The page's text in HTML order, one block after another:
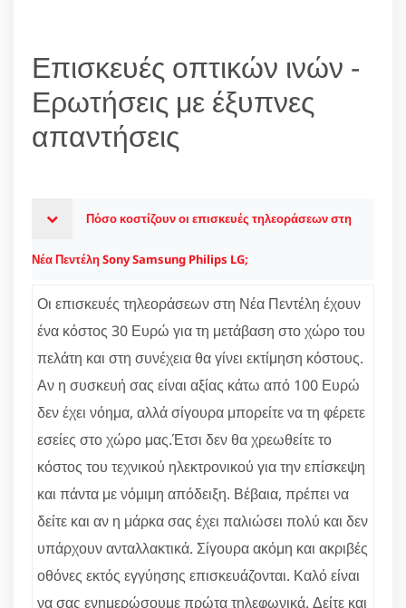
Επισκευές οπτικών ινών -
Ερωτήσεις με έξυπνες
απαντήσεις
Πόσο κοστίζουν οι επισκευές τηλεοράσεων στη
Νέα Πεντέλη Sony Samsung Philips LG;
Οι επισκευές τηλεοράσεων στη Νέα Πεντέλη έχουν
ένα κόστος 30 Ευρώ για τη μετάβαση στο χώρο του
πελάτη και στη συνέχεια θα γίνει εκτίμηση κόστους.
Αν η συσκευή σας είναι αξίας κάτω από 100 Ευρώ
δεν έχει νόημα, αλλά σίγουρα μπορείτε να τη φέρετε
εσείες στο χώρο μας.Έτσι δεν θα χρεωθείτε το
κόστος του τεχνικού ηλεκτρονικού για την επίσκεψη
και πάντα με νόμιμη απόδειξη. Βέβαια, πρέπει να
δείτε και αν η μάρκα σας έχει παλιώσει πολύ και δεν
υπάρχουν ανταλλακτικά. Σίγουρα ακόμη και ακριβές
οθόνες εκτός εγγύησης επισκευάζονται. Καλό είναι
να σας ενημερώσουμε πρώτα τηλεφωνικά. Δείτε και